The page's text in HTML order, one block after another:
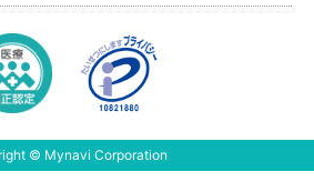
© Mynavi Corporation